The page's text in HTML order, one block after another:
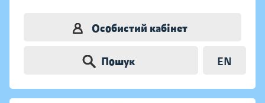
Особистий кабінет
Пошук EN